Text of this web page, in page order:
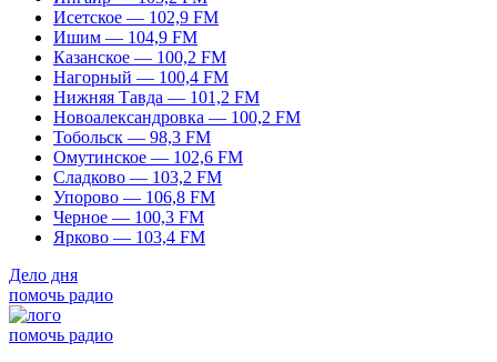
Исетское — 102,9 FM
Ишим — 104,9 FM
Казанское — 100,2 FM
Нагорный — 100,4 FM
Нижняя Тавда — 101,2 FM
Новоалександровка — 100,2 FM
Тобольск — 98,3 FM
Омутинское — 102,6 FM
Сладково — 103,2 FM
Упорово — 106,8 FM
Черное — 100,3 FM
Ярково — 103,4 FM
Дело дня
помочь радио
помочь радио